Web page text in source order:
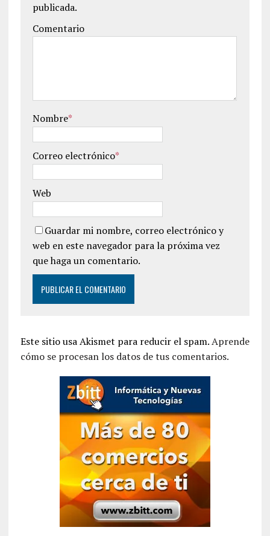
publicada.
Comentario
Nombre*
Correo electrónico*
Web
Guardar mi nombre, correo electrónico y
web en este navegador para la próxima vez
que haga un comentario.
Este sitio usa Akismet para reducir el spam.Aprende
cómo se procesan los datos de tus comentarios.